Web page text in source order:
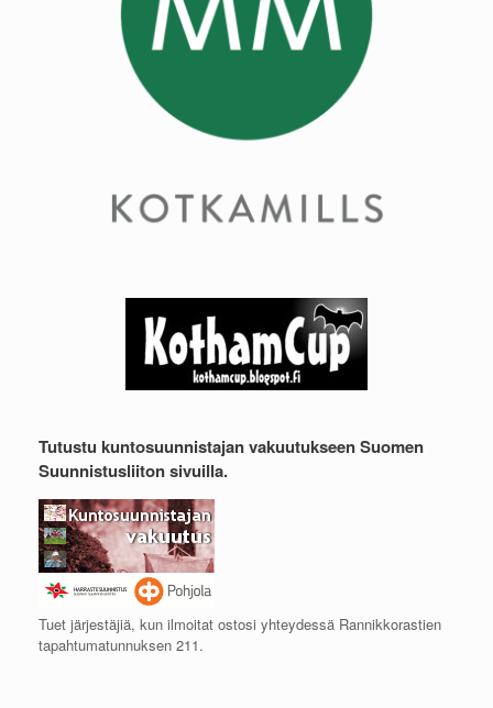
Tutustu kuntosuunnistajan vakuutukseen Suomen
Suunnistusliiton sivuilla.
Tuet järjestäjiä, kun ilmoitat ostosi yhteydessä Rannikkorastien
tapahtumatunnuksen 211.